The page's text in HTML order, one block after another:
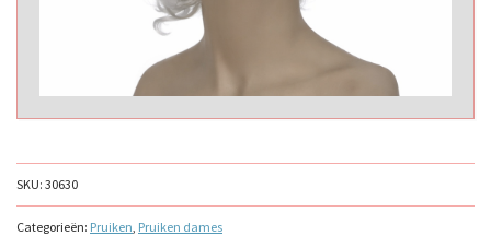
SKU: 30630
Categorieën: Pruiken, Pruiken dames